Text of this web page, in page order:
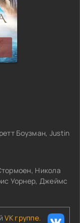
Боузман, Justin
Никола
Уорнер, Джеймс
VK группе.